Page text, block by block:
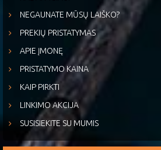
NEGAUNATE MŪSŲ LAIŠKO?
PREKIŲ PRISTATYMAS
APIE ĮMONĘ
PRISTATYMO KAINA
KAIP PIRKTI
LINKIMO AKCIJA
SUSISIEKITE SU MUMIS